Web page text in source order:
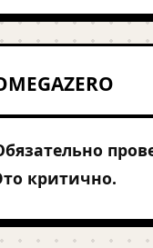
критично.